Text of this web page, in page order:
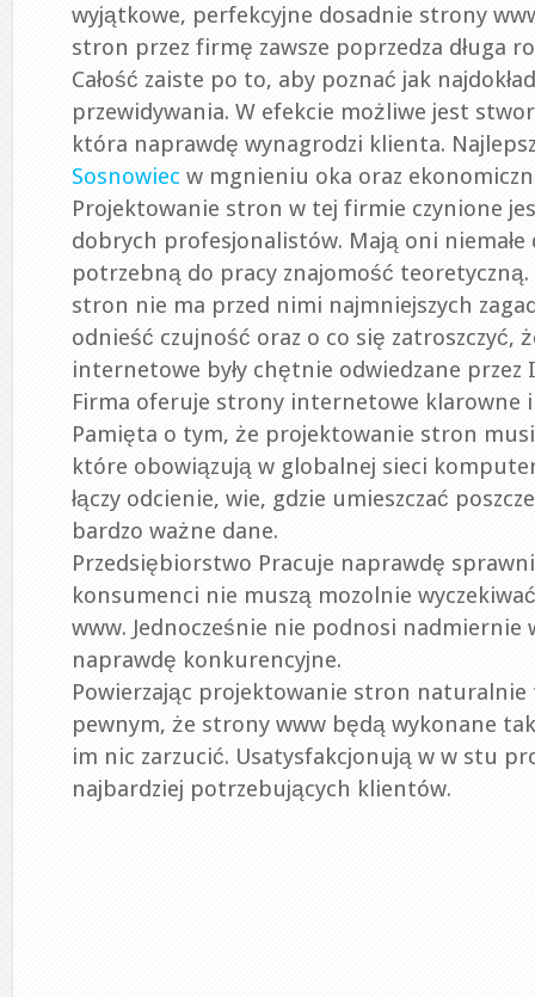
wyjątkowe, perfekcyjne dosadnie strony
stron przez firmę zawsze poprzedza długa
Całość zaiste po to, aby poznać jak
przewidywania. W efekcie możliwe jest
która naprawdę wynagrodzi klienta.
Sosnowiec w mgnieniu oka oraz
Projektowanie stron w tej firmie czynione
dobrych profesjonalistów. Mają oni niemałe
potrzebną do pracy znajomość
stron nie ma przed nimi najmniejszych
odnieść czujność oraz o co się zatroszczyć,
internetowe były chętnie odwiedzane
Firma oferuje strony internetowe klarowne
Pamięta o tym, że projektowanie stron
które obowiązują w globalnej sieci
łączy odcienie, wie, gdzie umieszczać
bardzo ważne dane.
Przedsiębiorstwo Pracuje naprawdę
konsumenci nie muszą mozolnie
www. Jednocześnie nie podnosi nadmiernie
naprawdę konkurencyjne.
Powierzając projektowanie stron
pewnym, że strony www będą wykonane
im nic zarzucić. Usatysfakcjonują w w stu
najbardziej potrzebujących klientów.